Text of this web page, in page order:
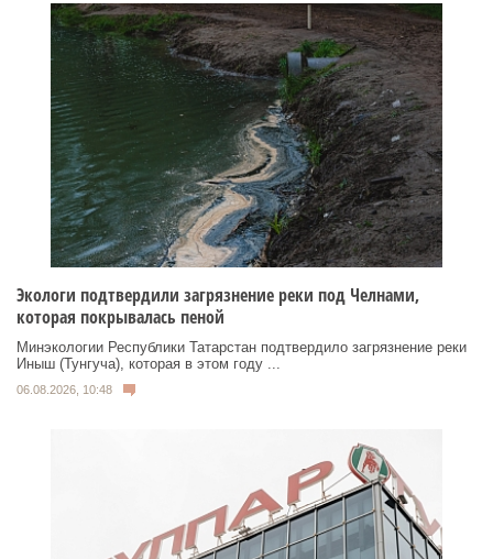
Экологи подтвердили загрязнение реки под Челнами,
которая покрывалась пеной
Минэкологии Республики Татарстан подтвердило загрязнение реки
Иныш (Тунгуча), которая в этом году ...
06.08.2026, 10:48